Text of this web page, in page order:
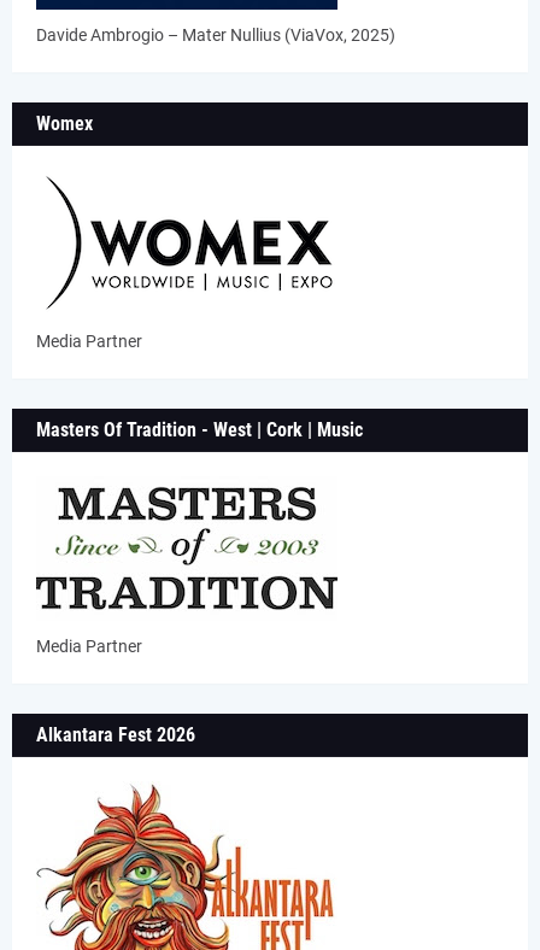
Davide Ambrogio – Mater Nullius (ViaVox, 2025)
Womex
Media Partner
Masters Of Tradition - West | Cork | Music
Media Partner
Alkantara Fest 2026